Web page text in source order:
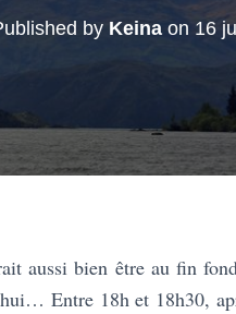
by Keina on 16
aussi bien être au fin
Entre 18h et 18h30,